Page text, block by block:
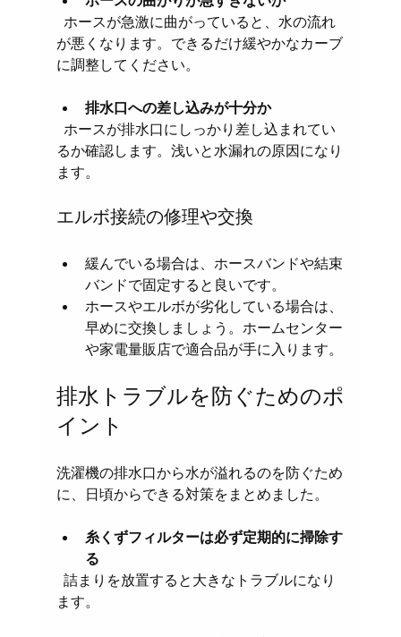
が悪くなります。できるだけ緩やかなカーブ
に調整してください。
排水口への差し込みが十分か
るか確認します。浅いと水漏れの原因になり
ます。
エルボ接続の修理や交換
緩んでいる場合は、ホースバンドや結束
バンドで固定すると良いです。
ホースやエルボが劣化している場合は、
早めに交換しましょう。ホームセンター
や家電量販店で適合品が手に入ります。
排水トラブルを防ぐためのポ
イント
洗濯機の排水口から水が溢れるのを防ぐため
に、日頃からできる対策をまとめました。
糸くずフィルターは必ず定期的に掃除す
る
ます。